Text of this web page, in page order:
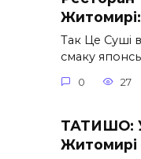
Так Це Суші
смаку
0 27
ТАТИШО:
Житомирі